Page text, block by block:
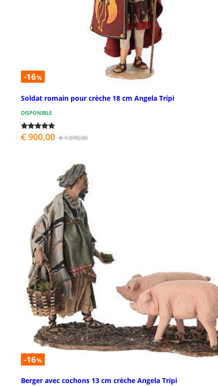
-16%
Soldat romain pour crèche 18 cm Angela Tripi
DISPONIBLE
€ 900,00 € 1.070,00
-16%
Berger avec cochons 13 cm crèche Angela Tripi